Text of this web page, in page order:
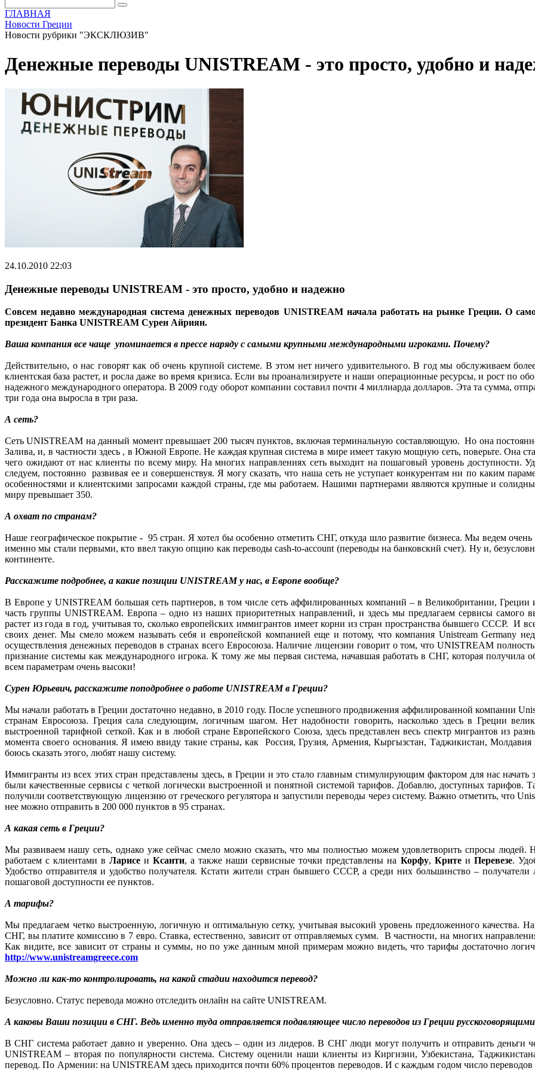
ГЛАВНАЯ
Новости Греции
Новости рубрики "ЭКСКЛЮЗИВ"
Денежные переводы UNISTREAM - это просто, удобно и
24.10.2010 22:03
Денежные переводы UNISTREAM - это просто, удобно и надежно
Совсем недавно международная система денежных переводов UNISTREAM начала работать на рынке Греции. О
президент Банка UNISTREAM Сурен Айриян.
Ваша компания все чаще упоминается в прессе наряду с самыми крупными международными игроками. Почему?
Действительно, о нас говорят как об очень крупной системе. В этом нет ничего удивительного. В год мы обслуживаем
клиентская база растет, и росла даже во время кризиса. Если вы проанализируете и наши операционные ресурсы, и рост по
надежного международного оператора. В 2009 году оборот компании составил почти 4 миллиарда долларов. Эта та сумма,
три года она выросла в три раза.
А сеть?
Сеть UNISTREAM на данный момент превышает 200 тысяч пунктов, включая терминальную составляющую. Но она
Залива, и, в частности здесь , в Южной Европе. Не каждая крупная система в мире имеет такую мощную сеть, поверьте. Она
чего ожидают от нас клиенты по всему миру. На многих направлениях сеть выходит на пошаговый уровень доступности.
следуем, постоянно развивая ее и совершенствуя. Я могу сказать, что наша сеть не уступает конкурентам ни по каким
особенностями и клиентскими запросами каждой страны, где мы работаем. Нашими партнерами являются крупные и
миру превышает 350.
А охват по странам?
Наше географическое покрытие - 95 стран. Я хотел бы особенно отметить СНГ, откуда шло развитие бизнеса. Мы ведем
именно мы стали первыми, кто ввел такую опцию как переводы cash-to-account (переводы на банковский счет). Ну и,
континенте.
Расскажите подробнее, а какие позиции UNISTREAM у нас, в Европе вообще?
В Европе у UNISTREAM большая сеть партнеров, в том числе сеть аффилированных компаний – в Великобритании, Греции
часть группы UNISTREAM. Европа – одно из наших приоритетных направлений, и здесь мы предлагаем сервисы самого
растет из года в год, учитывая то, сколько европейских иммигрантов имеет корни из стран пространства бывшего СССР. И
своих денег. Мы смело можем называть себя и европейской компанией еще и потому, что компания Unistream Germany
осуществления денежных переводов в странах всего Евросоюза. Наличие лицензии говорит о том, что UNISTREAM
признание системы как международного игрока. К тому же мы первая система, начавшая работать в СНГ, которая
всем параметрам очень высоки!
Сурен Юрьевич, расскажите поподробнее о работе UNISTREAM в Греции?
Мы начали работать в Греции достаточно недавно, в 2010 году. После успешного продвижения аффилированной компании
странам Евросоюза. Греция сала следующим, логичным шагом. Нет надобности говорить, насколько здесь в Греции
выстроенной тарифной сеткой. Как и в любой стране Европейского Союза, здесь представлен весь спектр мигрантов из
момента своего основания. Я имею ввиду такие страны, как Россия, Грузия, Армения, Кыргызстан, Таджикистан,
боюсь сказать этого, любят нашу систему.
Иммигранты из всех этих стран представлены здесь, в Греции и это стало главным стимулирующим фактором для нас
были качественные сервисы с четкой логически выстроенной и понятной системой тарифов. Добавлю, доступных тарифов.
получили соответствующую лицензию от греческого регулятора и запустили переводы через систему. Важно отметить, что
нее можно отправить в 200 000 пунктов в 95 странах.
А какая сеть в Греции?
Мы развиваем нашу сеть, однако уже сейчас смело можно сказать, что мы полностью можем удовлетворить спросы
работаем с клиентами вЛарисе иКсанти, а также наши сервисные точки представлены на Корфу, Критеи Перевезе.
Удобство отправителя и удобство получателя. Кстати жители стран бывшего СССР, а среди них большинство –
пошаговой доступности ее пунктов.
А тарифы?
Мы предлагаем четко выстроенную, логичную и оптимальную сетку, учитывая высокий уровень предложенного качества.
СНГ, вы платите комиссию в 7 евро. Ставка, естественно, зависит от отправляемых сумм. В частности, на многих
Как видите, все зависит от страны и суммы, но по уже данным мной примерам можно видеть, что тарифы достаточно
http://www.unistreamgreece.com
Можно ли как-то контролировать, на какой стадии находится перевод?
Безусловно. Статус перевода можно отследить онлайн на сайте UNISTREAM.
А каковы Ваши позиции в СНГ. Ведь именно туда отправляется подавляющее число переводов из Греции
В СНГ система работает давно и уверенно. Она здесь – один из лидеров. В СНГ люди могут получить и отправить деньги
UNISTREAM – вторая по популярности система. Систему оценили наши клиенты из Киргизии, Узбекистана,
перевод. По Армении: на UNISTREAM здесь приходится почти 60% процентов переводов. И с каждым годом число переводов